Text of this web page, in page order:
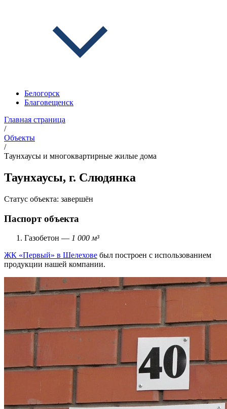
Белогорск
Благовещенск
Главная страница
/
Объекты
/
Таунхаусы и многоквартирные жилые дома
Таунхаусы, г. Слюдянка
Статус объекта: завершён
Паспорт объекта
Газобетон — 1 000 м³
ЖК «Первый» в Шелехове был построен с использованием
продукции нашей компании.